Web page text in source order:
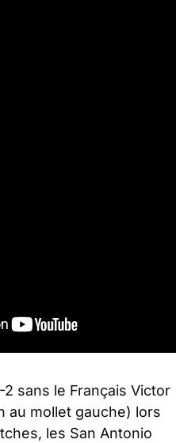
sans le Français Victor
au mollet gauche) lors
les San Antonio